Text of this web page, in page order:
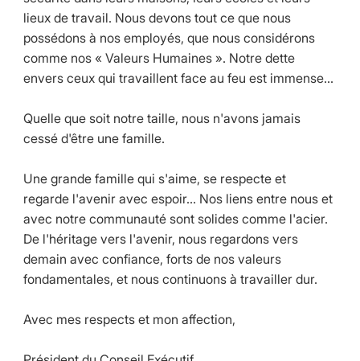
lieux de travail. Nous devons tout ce que nous
possédons à nos employés, que nous considérons
comme nos « Valeurs Humaines ». Notre dette
envers ceux qui travaillent face au feu est immense...
Quelle que soit notre taille, nous n'avons jamais
cessé d'être une famille.
Une grande famille qui s'aime, se respecte et
regarde l'avenir avec espoir... Nos liens entre nous et
avec notre communauté sont solides comme l'acier.
De l'héritage vers l'avenir, nous regardons vers
demain avec confiance, forts de nos valeurs
fondamentales, et nous continuons à travailler dur.
Avec mes respects et mon affection,